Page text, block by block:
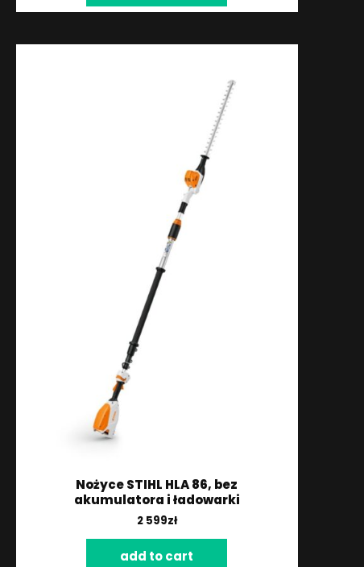
Nożyce STIHL HLA 86, bez
akumulatora i ładowarki
2 599zł
add to cart